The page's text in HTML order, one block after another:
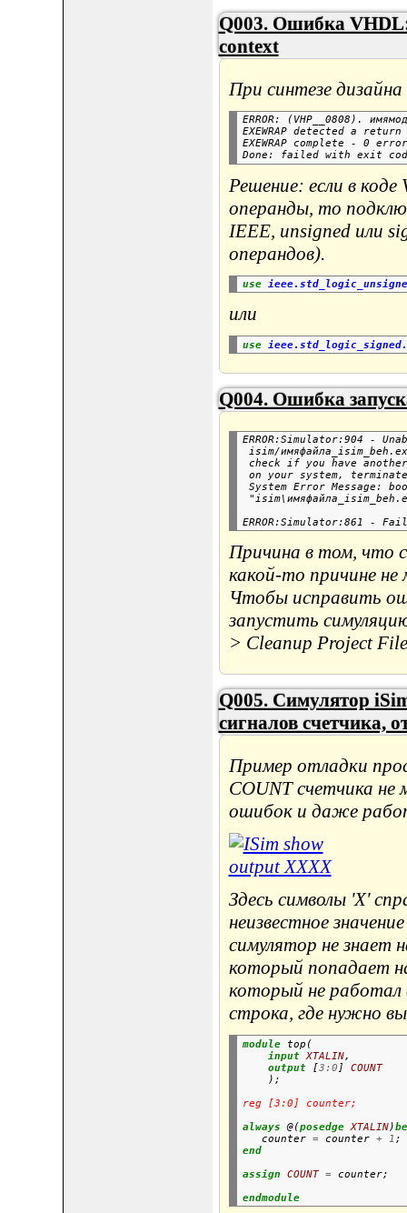
Q003. Ошибка
context
При синтезе
ERROR: (VHP__0808).
EXEWRAP detected a
EXEWRAP complete - 0
Решение: если в
операнды, то
IEEE, unsigned или
операндов).
use
или
use
Q004. Ошибка
ERROR:Simulator:904 -
isim/
check if you have
on your system,
System Error Message:
Причина в том, что
какой-то причине
Чтобы исправить
запустить
> Cleanup Project
Q005. Симулятор
сигналов счетчика,
Пример отладки
COUNT счетчика не
ошибок и даже
Здесь символы 'X'
неизвестное
симулятор не знает
который попадает
который не
строка, где нужно
module top(
input XTALIN,
output [3:0 ] COUNT
    );
reg [3:0] counter;
always @(posedge XTALIN)
   counter
= counter + 1;
end
assign
COUNT = counter;
endmodule